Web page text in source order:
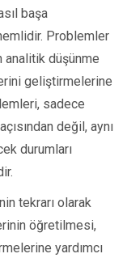
başa
Problemler
analitik düşünme
geliştirmelerine
sadece
değil, aynı
durumları
tekrarı olarak
öğretilmesi,
yardımcı